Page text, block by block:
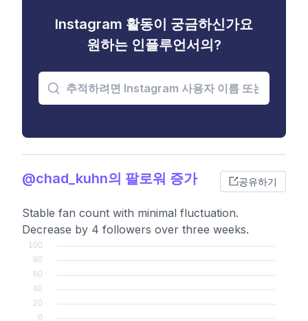
Instagram 활동이 궁금하신가요
원하는 인플루언서의?
@chad_kuhn의 팔로워 증가 공유하기
Stable fan count with minimal fluctuation.
Decrease by 4 followers over three weeks.